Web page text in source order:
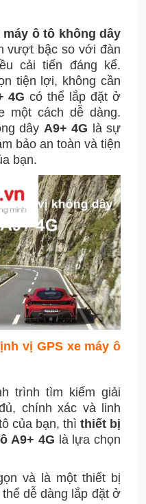
ô tô không dây
vượt bậc so với đàn
cải tiến đáng kể.
tiện lợi, không cần
4G có thể lắp đặt ở
một cách dễ dàng.
dây A9+ 4G là sự
bảo an toàn và tiện
bạn.
vị GPS xe máy ô
trình tìm kiếm giải
chính xác và linh
của bạn, thì thiết bị
A9+ 4G là lựa chọn
và là một thiết bị
dễ dàng lắp đặt ở